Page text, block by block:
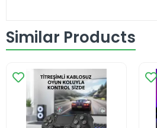
Similar Products